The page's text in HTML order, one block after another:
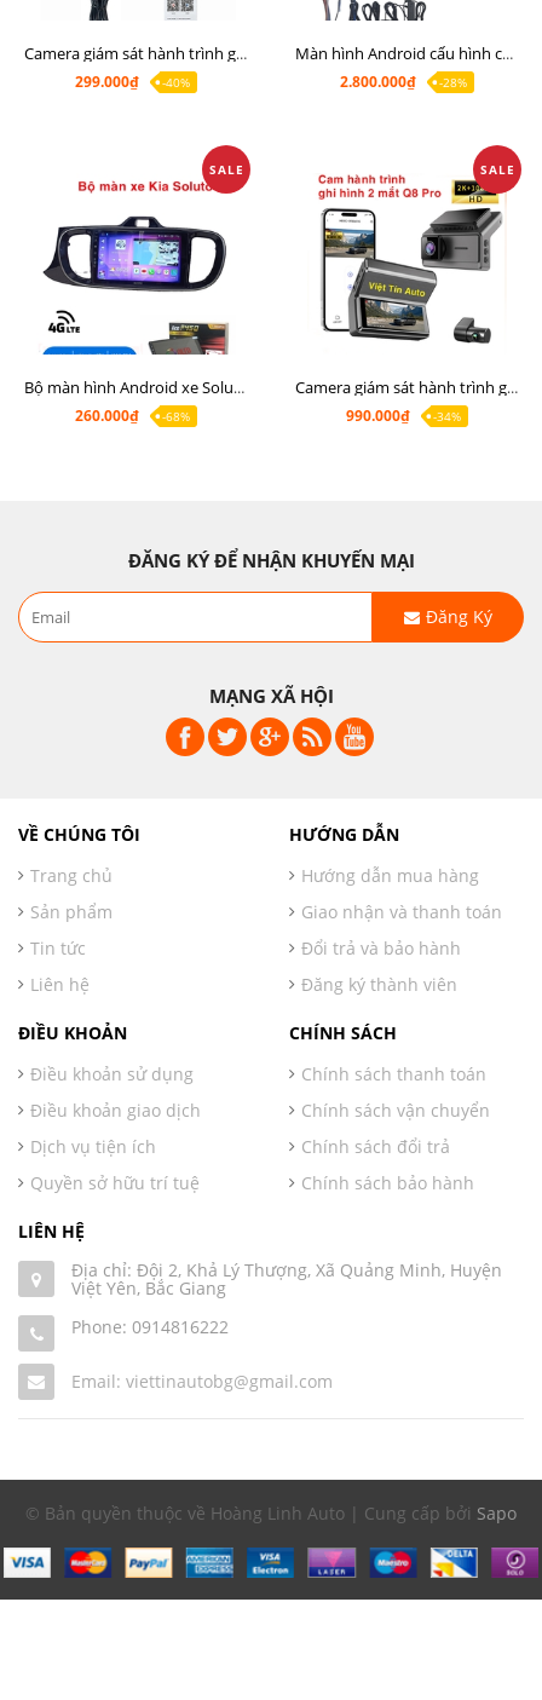
Camera giám sát hành trình giá rẻ, cam hành trình cho màn Android, cam hành trình kết nối điện thoại
299.000₫
-40%
Màn hình Android cấu hình cao Ram 6G Rom 128G chip 8 nhân 8581
2.800.000₫
-28%
SALE
Bộ màn hình Android xe Soluto, mặt dưỡng lắp màn hình Soluto kèm rắc zin
260.000₫
-68%
SALE
Camera giám sát hành trình ghi hình 2 mắt Q8 Pro độ phân giải 2K +1080P
990.000₫
-34%
ĐĂNG KÝ ĐỂ NHẬN KHUYẾN MẠI
Đăng Ký
MẠNG XÃ HỘI
VỀ CHÚNG TÔI
Trang chủ
Sản phẩm
Tin tức
Liên hệ
HƯỚNG DẪN
Hướng dẫn mua hàng
Giao nhận và thanh toán
Đổi trả và bảo hành
Đăng ký thành viên
ĐIỀU KHOẢN
Điều khoản sử dụng
Điều khoản giao dịch
Dịch vụ tiện ích
Quyền sở hữu trí tuệ
CHÍNH SÁCH
Chính sách thanh toán
Chính sách vận chuyển
Chính sách đổi trả
Chính sách bảo hành
LIÊN HỆ
Địa chỉ: Đội 2, Khả Lý Thượng, Xã Quảng Minh, Huyện
Việt Yên, Bắc Giang
Phone: 0914816222
Email: viettinautobg@gmail.com
© Bản quyền thuộc về Hoàng Linh Auto | Cung cấp bởi Sapo